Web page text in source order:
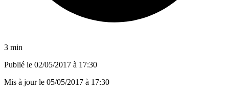
3 min
Publié le 02/05/2017 à 17:30
Mis à jour le 05/05/2017 à 17:30